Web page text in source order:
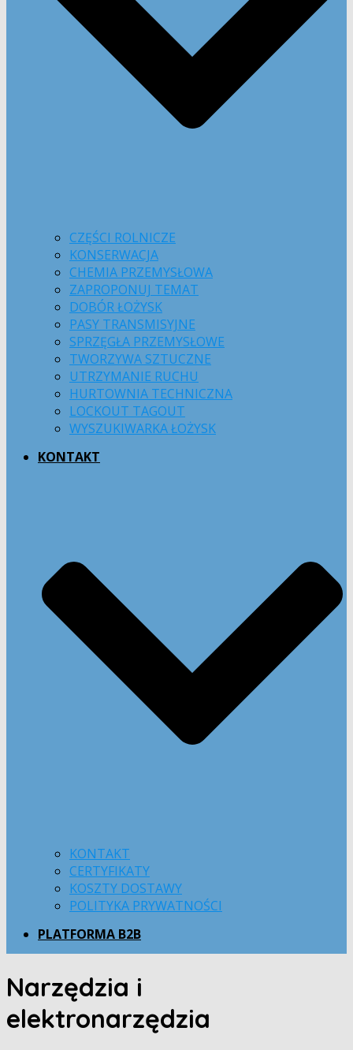
CZĘŚCI ROLNICZE
KONSERWACJA
CHEMIA PRZEMYSŁOWA
ZAPROPONUJ TEMAT
DOBÓR ŁOŻYSK
PASY TRANSMISYJNE
SPRZĘGŁA PRZEMYSŁOWE
TWORZYWA SZTUCZNE
UTRZYMANIE RUCHU
HURTOWNIA TECHNICZNA
LOCKOUT TAGOUT
WYSZUKIWARKA ŁOŻYSK
KONTAKT
KONTAKT
CERTYFIKATY
KOSZTY DOSTAWY
POLITYKA PRYWATNOŚCI
PLATFORMA B2B
Narzędzia i
elektronarzędzia